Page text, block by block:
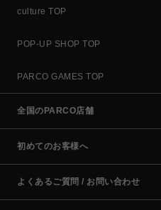
culture TOP
POP-UP SHOP TOP
PARCO GAMES TOP
全国のPARCO店舗
初めてのお客様へ
よくあるご質問 / お問い合わせ